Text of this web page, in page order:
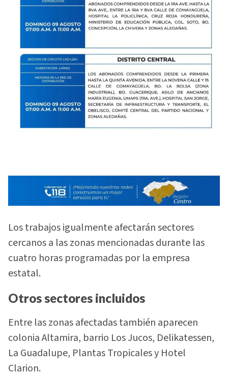
Los trabajos igualmente afectarán sectores
cercanos a las zonas mencionadas durante las
cuatro horas programadas por la empresa
estatal.
Otros sectores incluidos
Entre las zonas afectadas también aparecen
colonia Altamira, barrio Los Jucos, Delikatessen,
La Guadalupe, Plantas Tropicales y Hotel
Clarion.